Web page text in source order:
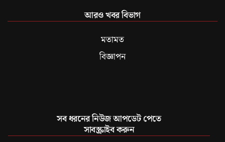
আরও খবর বিভাগ
মতামত
বিজ্ঞাপন
সব ধরনের নিউজ আপডেট পেতে
সাবস্ক্রাইব করুন